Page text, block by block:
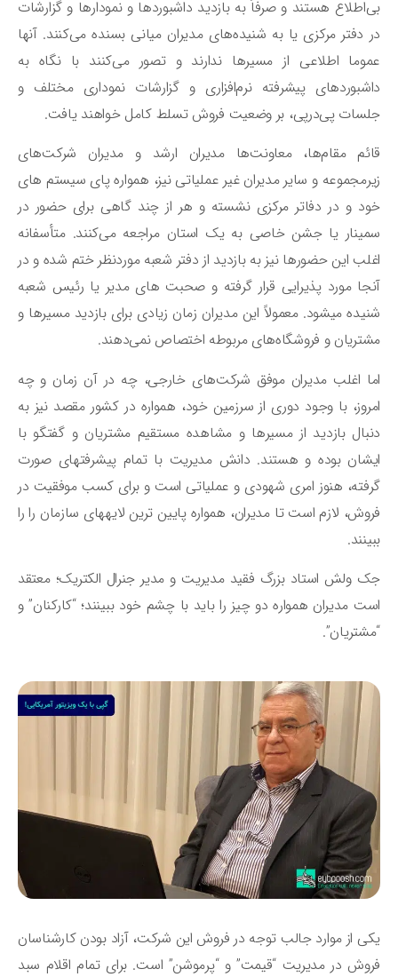
هستند و صرفاً به بازدید داشبوردها و نمودارها و گزارشات
دفتر مرکزی یا به شنیده‌های مدیران میانی بسنده می‌کنند. آنها
اطلاعی از مسیرها ندارند و تصور می‌کنند با نگاه به
پیشرفته نرم‌افزاری و گزارشات نموداری مختلف و
پی‌درپی، بر وضعیت فروش تسلط کامل خواهند یافت.
مقام‌ها، معاونت‌ها مدیران ارشد و مدیران شرکت‌های
و سایر مدیران غیر عملیاتی نیز، همواره پای سیستم های
و در دفاتر مرکزی نشسته و هر از چند گاهی برای حضور در
یا جشن خاصی به یک استان مراجعه می‌کنند. متأسفانه
این حضورها نیز به بازدید از دفتر شعبه موردنظر ختم شده و در
مورد پذیرایی قرار گرفته و صحبت های مدیر یا رئیس شعبه
شنیده می‎شود. معمولاً این مدیران زمان زیادی برای بازدید مسیرها و
و فروشگاه‌های مربوطه اختصاص نمی‌دهند.
اغلب مدیران موفق شرکت‌های خارجی، چه در آن زمان و چه
با وجود دوری از سرزمین خود، همواره در کشور مقصد نیز به
بازدید از مسیرها و مشاهده مستقیم مشتریان و گفتگو با
ایشان بوده و هستند. دانش مدیریت با تمام پیشرفت‎های صورت
هنوز امری شهودی و عملیاتی است و برای کسب موفقیت در
فروش، لازم است تا مدیران، همواره پایین ترین لایه‎های سازمان را را
ولش استاد بزرگ فقید مدیریت و مدیر جنرال الکتریک؛ معتقد
مدیران همواره دو چیز را باید با چشم خود ببینند؛ “کارکنان” و
از موارد جالب توجه در فروش این شرکت، آزاد بودن کارشناسان
در مدیریت “قیمت” و “پرموشن” است. برای تمام اقلام سبد